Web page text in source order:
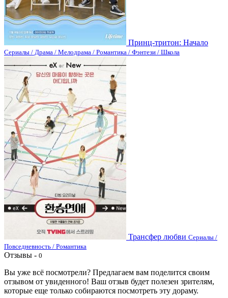
Принц-тритон: Начало
Сериалы / Драма / Мелодрама / Романтика / Фэнтези / Школа
Трансфер любви Сериалы /
Повседневность / Романтика
Отзывы - 0
Вы уже всё посмотрели? Предлагаем вам поделится своим
отзывом от увиденного! Ваш отзыв будет полезен зрителям,
которые еще только собираются посмотреть эту дораму.